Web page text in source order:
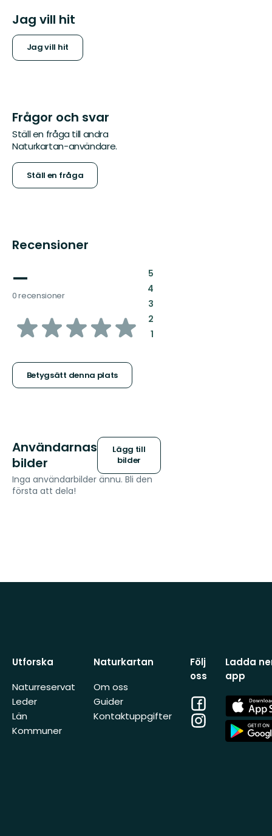
Jag vill hit
Jag vill hit
Frågor och svar
Ställ en fråga till andra
Naturkartan-användare.
Ställ en fråga
Recensioner
—
0 recensioner
av
stjärnor
Betygsätt denna plats
5:
4:
3:
2:
1:
Användarnas
bilder
Lägg till
bilder
Inga användarbilder ännu. Bli den
första att dela!
Utforska
Naturreservat
Leder
Län
Kommuner
Naturkartan
Om oss
Guider
Kontaktuppgifter
Följ
oss
Facebook
Instagram
Ladda
app
App
Store
App
Store